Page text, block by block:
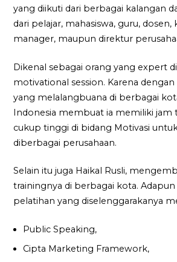
yang diikuti dari berbagai kalangan
dari pelajar, mahasiswa, guru, dosen,
manager, maupun direktur
Dikenal sebagai orang yang expert
motivational session. Karena
yang melalangbuana di berbagai
Indonesia membuat ia memiliki jam
cukup tinggi di bidang Motivasi
diberbagai perusahaan.
Selain itu juga Haikal Rusli,
trainingnya di berbagai kota.
pelatihan yang diselenggarakanya
Public Speaking,
Cipta Marketing Framework,